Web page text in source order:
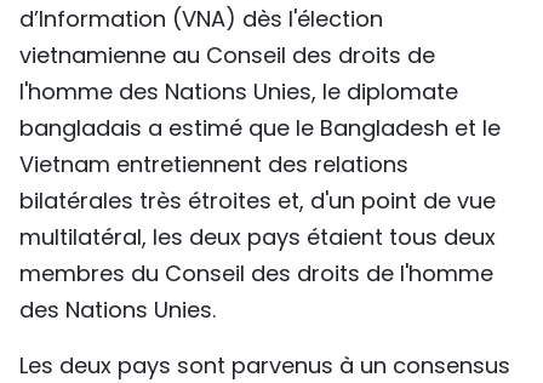
TIẾNG VIỆT
ENGLISH
中文
РУССКИЙ
ESPAÑOL
d’Information (VNA) dès l'élection
vietnamienne au Conseil des droits de
l'homme des Nations Unies, le diplomate
bangladais a estimé que le Bangladesh et le
Vietnam entretiennent des relations
bilatérales très étroites et, d'un point de vue
multilatéral, les deux pays étaient tous deux
membres du Conseil des droits de l'homme
des Nations Unies.
Les deux pays sont parvenus à un consensus